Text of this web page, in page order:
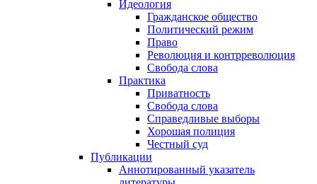
Идеология
Гражданское общество
Политический режим
Право
Революция и контрреволюция
Свобода слова
Практика
Приватность
Свобода слова
Справедливые выборы
Хорошая полиция
Честный суд
Публикации
Аннотированный указатель